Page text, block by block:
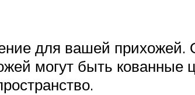
для вашей прихожей.
могут быть кованные